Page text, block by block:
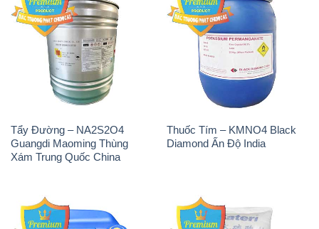
Tẩy Đường – NA2S2O4
Guangdi Maoming Thùng
Xám Trung Quốc China
Thuốc Tím – KMNO4 Black
Diamond Ấn Độ India